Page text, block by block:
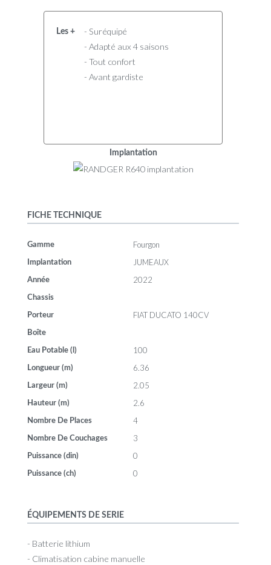
Les +
- Suréquipé
- Adapté aux 4 saisons
- Tout confort
- Avant gardiste
Implantation
FICHE TECHNIQUE
Gamme Fourgon
Implantation JUMEAUX
Année 2022
Chassis
Porteur FIAT DUCATO 140CV
Boîte
Eau Potable (l) 100
Longueur (m) 6.36
Largeur (m) 2.05
Hauteur (m) 2.6
Nombre De Places 4
Nombre De Couchages 3
Puissance (din) 0
Puissance (ch) 0
ÉQUIPEMENTS DE SERIE
- Batterie lithium
- Climatisation cabine manuelle